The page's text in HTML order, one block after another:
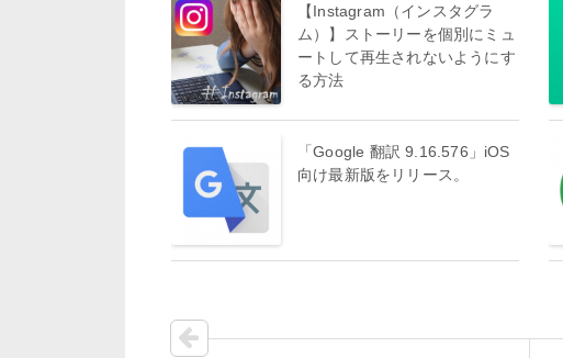
【Instagram（インスタグラ
ム）】ストーリーを個別にミュ
ートして再生されないようにす
る方法
「Google 翻訳 9.16.576」iOS
向け最新版をリリース。